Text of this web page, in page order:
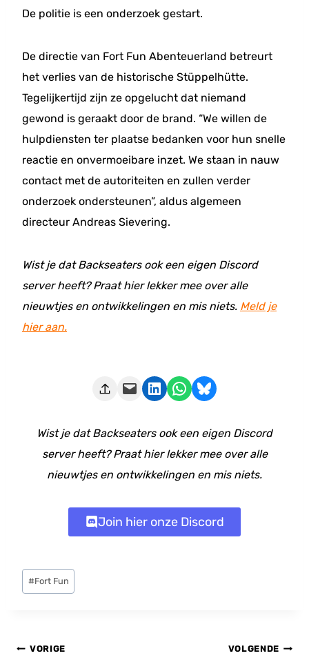
De politie is een onderzoek gestart.
De directie van Fort Fun Abenteuerland betreurt
het verlies van de historische Stüppelhütte.
Tegelijkertijd zijn ze opgelucht dat niemand
gewond is geraakt door de brand. “We willen de
hulpdiensten ter plaatse bedanken voor hun snelle
reactie en onvermoeibare inzet. We staan in nauw
contact met de autoriteiten en zullen verder
onderzoek ondersteunen”, aldus algemeen
directeur Andreas Sievering.
Wist je dat Backseaters ook een eigen Discord
server heeft? Praat hier lekker mee over alle
nieuwtjes en ontwikkelingen en mis niets. Meld je
hier aan.
Deze pagina e-mailen Delen op LinkedIn Delen via WhatsApp Share on Bluesky
Wist je dat Backseaters ook een eigen Discord
server heeft? Praat hier lekker mee over alle
nieuwtjes en ontwikkelingen en mis niets.
Join hier onze Discord
Bericht
tags:
#Fort Fun
Bericht
VORIGE VOLGENDE